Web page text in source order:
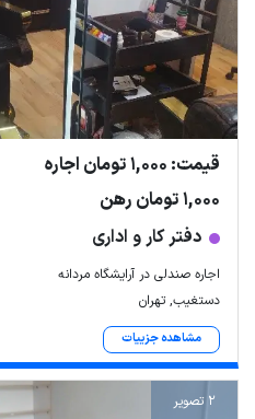
قیمت: 1,000 تومان اجاره
1,000 تومان رهن
دفتر کار و اداری
اجاره صندلی در آرایشگاه مردانه
دستغیب, تهران
مشاهده جزییات
2 تصویر